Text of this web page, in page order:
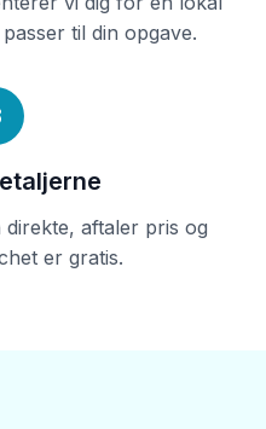
til din opgave.
aftaler pris og
er gratis.